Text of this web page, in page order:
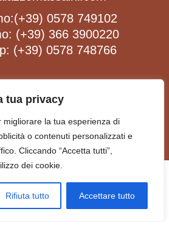
tua privacy
migliorare la tua esperienza di
o contenuti personalizzati e
Cliccando “Accetta tutti”,
dei cookie.
Rifiuta tutto Accettare tutto
(+39) 0578 749102
(+39) 366 3900220
(+39) 0578 748766
US